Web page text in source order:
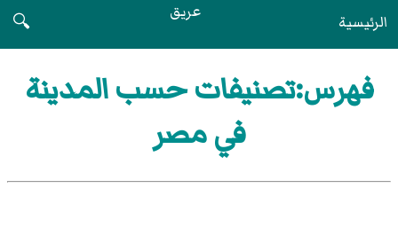
الرئيسية عريق
🔍
فهرس:تصنيفات حسب المدينة
في مصر